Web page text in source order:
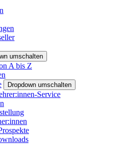
umschalten
A bis Z
Dropdown umschalten
Service